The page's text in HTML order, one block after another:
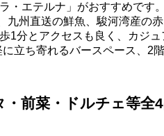
・エテルナ」がおすすめです
州直送の鮮魚、駿河湾産の
1分とアクセスも良く、カジ
立ち寄れるバースペース、2
前菜・ドルチェ等全